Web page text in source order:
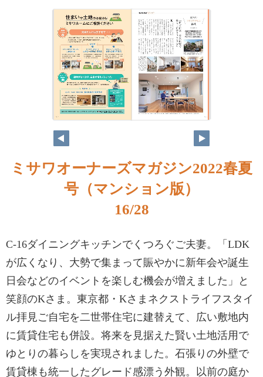
ミサワオーナーズマガジン2022春夏
号（マンション版）
16/28
C-16ダイニングキッチンでくつろぐご夫妻。「LDK
が広くなり、大勢で集まって賑やかに新年会や誕生
日会などのイベントを楽しむ機会が増えました」と
笑顔のKさま。東京都・Kさまネクストライフスタイ
ル拝見ご自宅を二世帯住宅に建替えて、広い敷地内
に賃貸住宅も併設。将来を見据えた賢い土地活用で
ゆとりの暮らしを実現されました。石張りの外壁で
賃貸棟も統一したグレード感漂う外観。以前の庭か